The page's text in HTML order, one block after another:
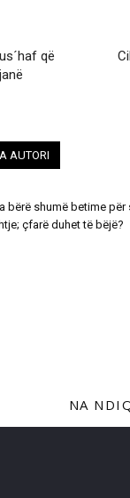
që
AUTORI
bërë shumë betime për
çfarë duhet të bëjë?
NA